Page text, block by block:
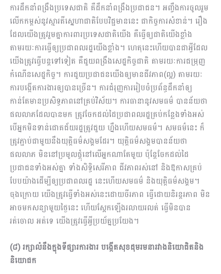
ការដឹកនាំពង្រឹងប្រទេសជាតិ គឺដឹកនាំពង្រឹងប្រជាជន។ អញ្ចឹងការចូលរួម​
លើក​កម្ពស់នូវស្មារតីសេ្នហាជាតិបែបវិជ្ជមាននេះ ជាកិច្ចការសំខាន់។ រឿង
ដែលយើងត្រូវរួមគ្នាការពារប្រទេសជាតិ​យើង គឺធ្វើឲ្យជាតិយើងខ្លាំង
តាមរយៈការធ្វើឲ្យប្រជាពលរដ្ឋយើងខ្លាំង។ ហេតុនេះហើយបានជាអ្វីដែល
យើងត្រូវ​ធ្វើ​បន្ដទៅទៀត គឺជួយពង្រឹងសេដ្ឋកិច្ចជាតិ តាមរយៈការជម្រុញ
កំណើនសេដ្ឋកិច្ច។ ការជួយប្រជាជនយើង​ឲ្យ​មានជីវភាព(ល្អ) តាមរយៈ
ការបង្កើតការងារឲ្យបានច្រើន។ ការជំរុញការរៀបចំប្រព័ន្ធដឹកនាំឲ្យ
កាន់តែមានប្រសិទ្ធភាពនៅគ្រប់វិស័យ។ ការធានានូវសមធម៌ បានន័យថា
ផលលាភដែលបានមក ត្រូវចែកដល់ដៃប្រជាពលរដ្ឋ​គ្រប់​កន្លែងទាំងអស់
បើអ្នកមិនទាន់ជោគជ័យរដ្ឋត្រូវជួយ ហ្នឹងហើយសមធម៌។ សមធម៌នេះ ក៏
ត្រូវភ្ជាប់ជាមួយនឹងយុត្ដិធម៌សង្គមដែរ។ យុត្ដិធម៌សង្គមបានន័យថា
ផលលាភ មិននៅប្រមូលផ្ដុំនៅលើអ្នកណាតែមួយ ប៉ុន្ដែចែកដល់​ដៃ
ប្រជាជនទាំងអស់គ្នា ទាំងសិទ្ធិសេរីភាព ជីវភាពរស់នៅ និងឱកាសគ្រប់
បែបយ៉ាងដើម្បីឲ្យប្រជាពលរដ្ឋ នេះហើយសមធម៌ និងយុត្ដិធម៌សង្គម។​
ចុងក្រោយ​ យើងត្រូវធ្វើទាំងអស់នេះដោយចីរភាព ធ្វើដោយនិរន្ដរភាព មិន
អាច​មកសន្យាមួយថ្ងៃនេះ ហើយស្អែកឡើងរលាយរលត់ ធ្វើមិនបាន
រត់ចោល អត់ទេ យើងត្រូវធ្វើអ្វីប្រយ័ត្នប្រយែង។
(៨) រក្សាលំនឹងក្នុងទីផ្សារការងារ បង្កើតសុខដុមរមនារវាងនិយោជិតនិង
និយោជក